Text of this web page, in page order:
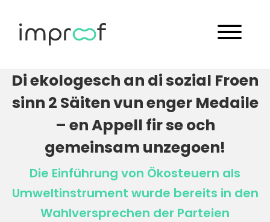
Di ekologesch an di sozial Froen
sinn 2 Säiten vun enger Medaile
– en Appell fir se och
gemeinsam unzegoen!
Die Einführung von Ökosteuern als
Umweltinstrument wurde bereits in den
Wahlversprechen der Parteien